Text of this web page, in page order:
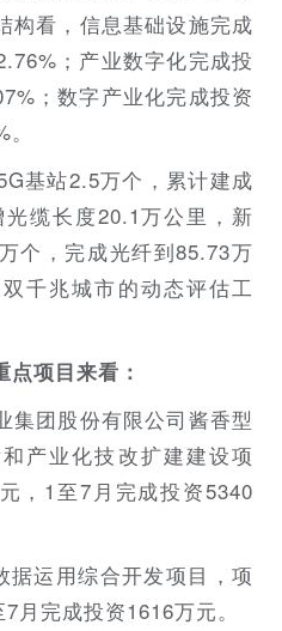
构看，信息基础设施完成
；产业数字化完成投
；数字产业化完成投资
基站2.5万个，累计建成
缆长度20.1万公里，新
个，完成光纤到85.73万
千兆城市的动态评估工
项目来看：
集团股份有限公司酱香型
产业化技改扩建建设项
，1至7月完成投资5340
据运用综合开发项目，项
月完成投资1616万元。